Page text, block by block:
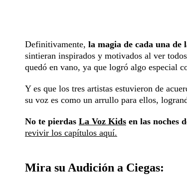
Definitivamente, la magia de cada una de
sintieran inspirados y motivados al ver
quedó en vano, ya que logró algo especial
Y es que los tres artistas estuvieron de
su voz es como un arrullo para ellos,
No te pierdas La Voz Kids en las noches
revivir los capítulos aquí.
Mira su Audición a Ciegas: